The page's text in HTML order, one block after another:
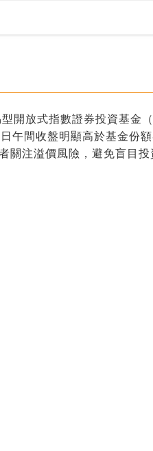
開放式指數證券投資基金
午間收盤明顯高於基金份
關注溢價風險，避免盲目